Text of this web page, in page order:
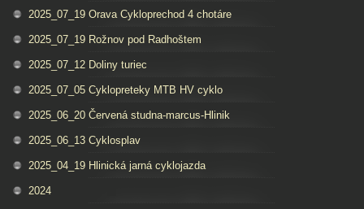
2025_07_19 Orava Cykloprechod 4 chotáre
2025_07_19 Rožnov pod Radhoštem
2025_07_12 Doliny turiec
2025_07_05 Cyklopreteky MTB HV cyklo
2025_06_20 Červená studna-marcus-Hlinik
2025_06_13 Cyklosplav
2025_04_19 Hlinická jarná cyklojazda
2024